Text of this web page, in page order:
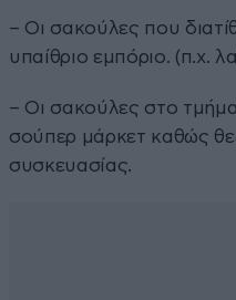
– Οι σακούλες που
υπαίθριο εμπόριο. (π.χ.
– Οι σακούλες στο
σούπερ μάρκετ καθώς
συσκευασίας.